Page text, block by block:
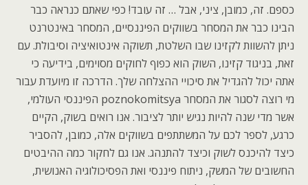
כספם. זה, כמובן, ציני, אבל … זה עובד! כפי שאתם כנראה כבר
הבינו כבר את המסחר בשווקים הפיננסיים, המסחר באינטרנט
ניתן להשוות לקזינו שבו השלטת, תשוקה אינטואיציה וסיבולת. עם
זאת, בניגוד קזינו, השוק הוא כפוף לחוקים מסוימים, בידיעה כי
אתה יכול להגדיל את סיכויי ההצלחה שלך. הדרכה זו מיועדת עבור
מי רוצה לסגור את המסחר poznokomitsya הפיננסי העולמי,
אשר מדי שנה להיות נגיש יותר לציבור. אנו רואים בשוק, הקיים
כרגע, לספר לכם על המשתתפים בשווקים אלה, כמובן, להסביר
כיצד להיכנס לשוק וכיצד להתנהג. אנו גם לחקור כמה ההיבטים
החשובים של המשק, ניתוח פיננסי ואת הפסיכולוגיה האנושית,